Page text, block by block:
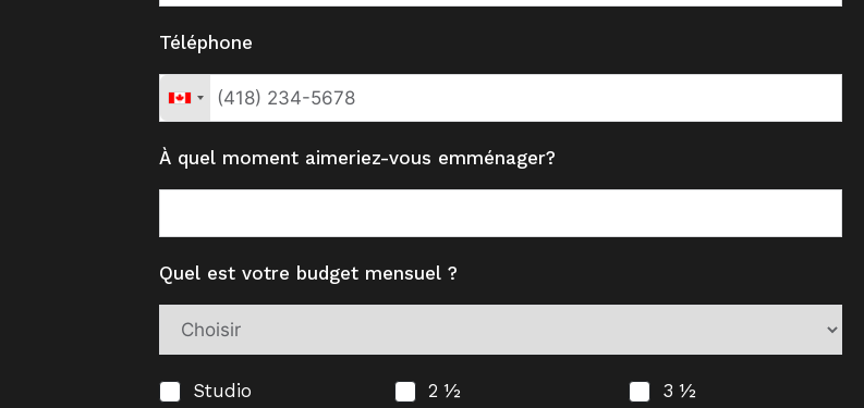
Téléphone
À quel moment aimeriez-vous emménager?
Quel est votre budget mensuel ?
Studio 2 ½ 3 ½